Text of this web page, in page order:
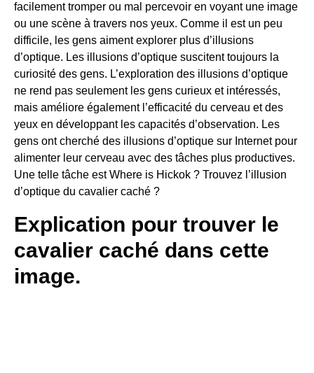
facilement tromper ou mal percevoir en voyant une image
ou une scène à travers nos yeux. Comme il est un peu
difficile, les gens aiment explorer plus d’illusions
d’optique. Les illusions d’optique suscitent toujours la
curiosité des gens. L’exploration des illusions d’optique
ne rend pas seulement les gens curieux et intéressés,
mais améliore également l’efficacité du cerveau et des
yeux en développant les capacités d’observation. Les
gens ont cherché des illusions d’optique sur Internet pour
alimenter leur cerveau avec des tâches plus productives.
Une telle tâche est Where is Hickok ? Trouvez l’illusion
d’optique du cavalier caché ?
Explication pour trouver le
cavalier caché dans cette
image.